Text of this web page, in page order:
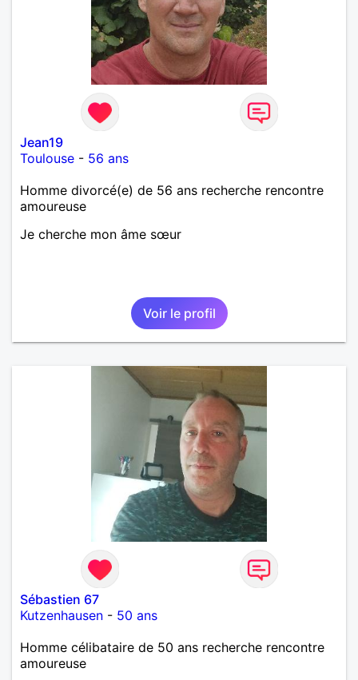
Jean19
Toulouse - 56 ans
Homme divorcé(e) de 56 ans recherche rencontre
amoureuse
Je cherche mon âme sœur
Voir le profil
Sébastien 67
Kutzenhausen - 50 ans
Homme célibataire de 50 ans recherche rencontre
amoureuse